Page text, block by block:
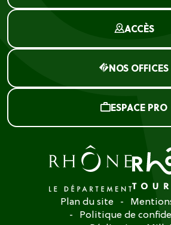
ACCÈS
NOS OFFICES
ESPACE PRO
Plan du site
Politique de